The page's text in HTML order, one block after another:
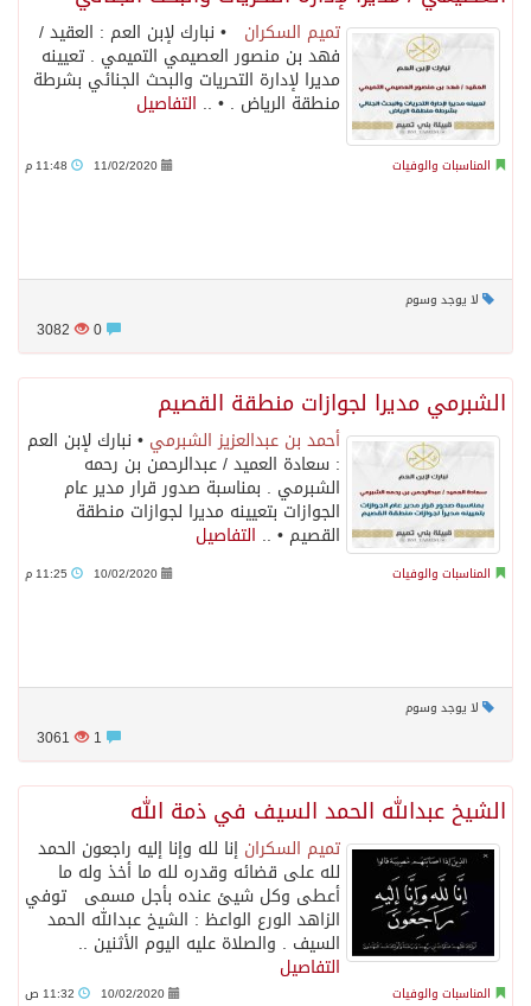
تميم السكران • نبارك لإبن العم : العقيد /
فهد بن منصور العصيمي التميمي . تعيينه
مديرا لإدارة التحريات والبحث الجنائي بشرطة
منطقة الرياض . • .. التفاصيل
المناسبات والوفيات 11/02/2020
لا يوجد وسوم
3082
الشبرمي مديرا لجوازات منطقة القصيم
أحمد بن عبدالعزيز الشبرمي • نبارك لإبن العم
: سعادة العميد / عبدالرحمن بن رحمه
الشبرمي . بمناسبة صدور قرار مدير عام
الجوازات بتعيينه مديرا لجوازات منطقة
القصيم • .. التفاصيل
المناسبات والوفيات 10/02/2020
لا يوجد وسوم
3061
الشيخ عبدالله الحمد السيف في ذمة الله
تميم السكران ‏إنا لله وإنا إليه راجعون الحمد
لله على قضائه وقدره لله ما أخذ وله ما
أعطى وكل شيئ عنده بأجل مسمى توفي
الزاهد الورع الواعظ : الشيخ عبدالله الحمد
السيف . والصلاة عليه اليوم الأثنين ..
التفاصيل
المناسبات والوفيات 10/02/2020